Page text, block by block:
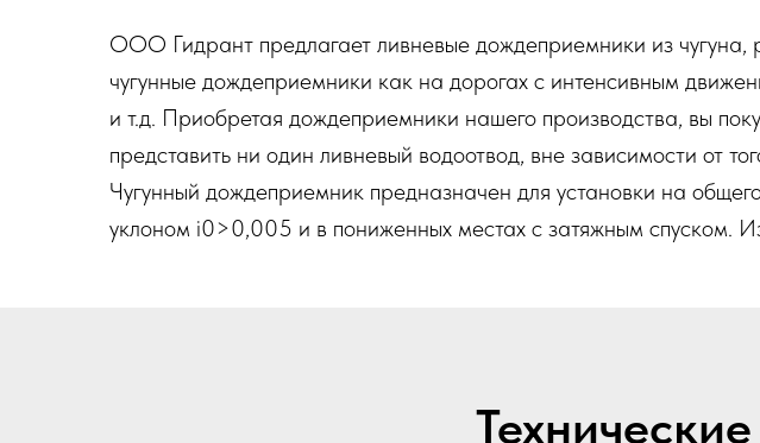
ООО Гидрант предлагает ливневые дождеприемники из
чугунные дождеприемники как на дорогах с интенсивным
и т.д. Приобретая дождеприемники нашего производства, вы
представить ни один ливневый водоотвод, вне зависимости от
Чугунный дождеприемник предназначен для установки на
уклоном i0>0,005 и в пониженных местах с затяжным спуском.